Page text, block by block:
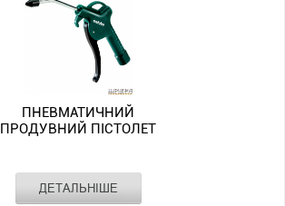
ПНЕВМАТИЧНИЙ
ПРОДУВНИЙ ПІСТОЛЕТ
ДЕТАЛЬНІШЕ